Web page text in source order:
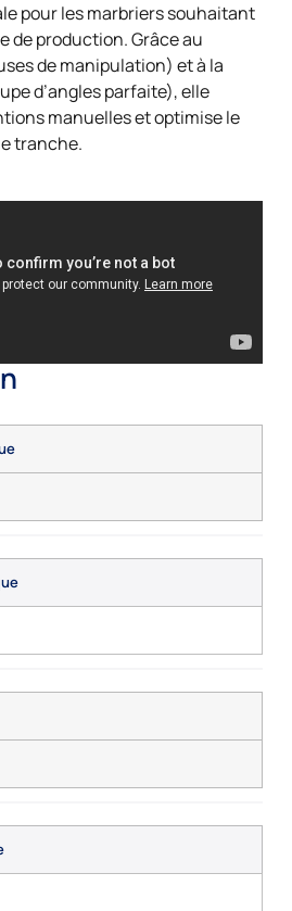
pour les marbriers souhaitant
de production. Grâce au
de manipulation) et à la
d’angles parfaite), elle
manuelles et optimise le
tranche.